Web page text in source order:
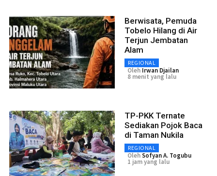
Berwisata, Pemuda
Tobelo Hilang di Air
Terjun Jembatan
Alam
REGIONAL
Oleh Irwan Djailan
8 menit yang lalu
TP-PKK Ternate
Sediakan Pojok Baca
di Taman Nukila
REGIONAL
OlehSofyan A. Togubu
1 jam yang lalu